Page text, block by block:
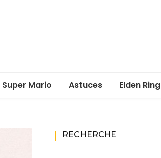
Super Mario Astuces Elden Ring
RECHERCHE